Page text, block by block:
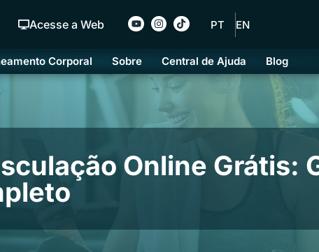
Acesse a Web PT EN
Corporal Sobre Central de Ajuda Blog
Online Grátis: